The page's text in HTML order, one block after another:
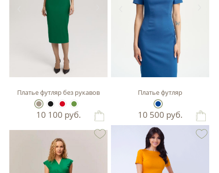
Платье футляр без рукавов
10 100 руб.
Платье футляр
10 500 руб.